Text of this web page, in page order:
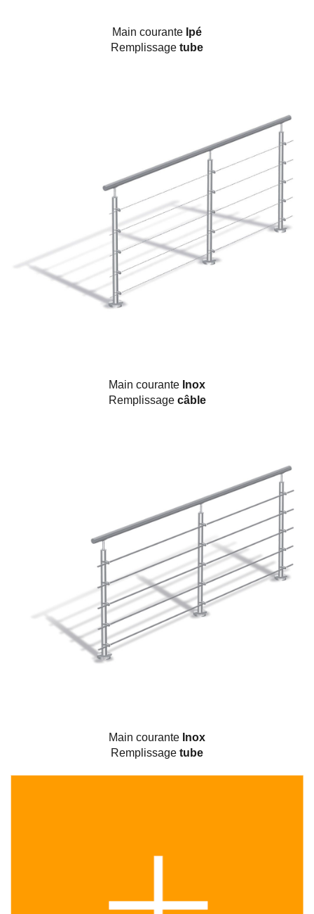
Main courante Ipé
Remplissage tube
Main courante Inox
Remplissage câble
Main courante Inox
Remplissage tube